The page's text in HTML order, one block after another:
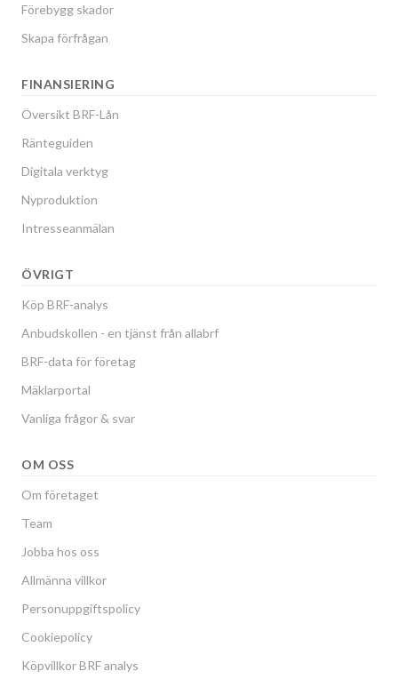
Förebygg skador
Skapa förfrågan
FINANSIERING
Översikt BRF-Lån
Ränteguiden
Digitala verktyg
Nyproduktion
Intresseanmälan
ÖVRIGT
Köp BRF-analys
Anbudskollen - en tjänst från allabrf
BRF-data för företag
Mäklarportal
Vanliga frågor & svar
OM OSS
Om företaget
Team
Jobba hos oss
Allmänna villkor
Personuppgiftspolicy
Cookiepolicy
Köpvillkor BRF analys